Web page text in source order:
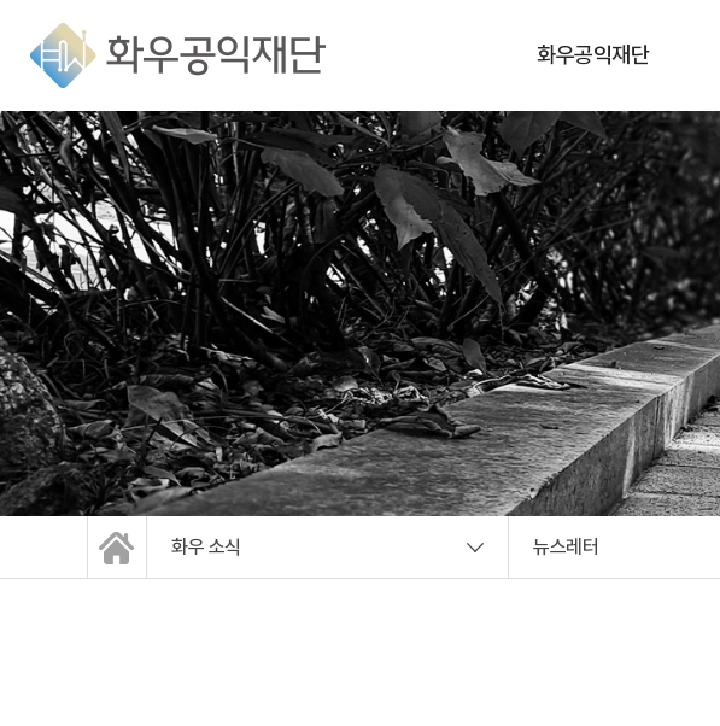
화우공익재단
재단 소개
구성원
연혁
오시는 길
화우 소식 뉴스레터